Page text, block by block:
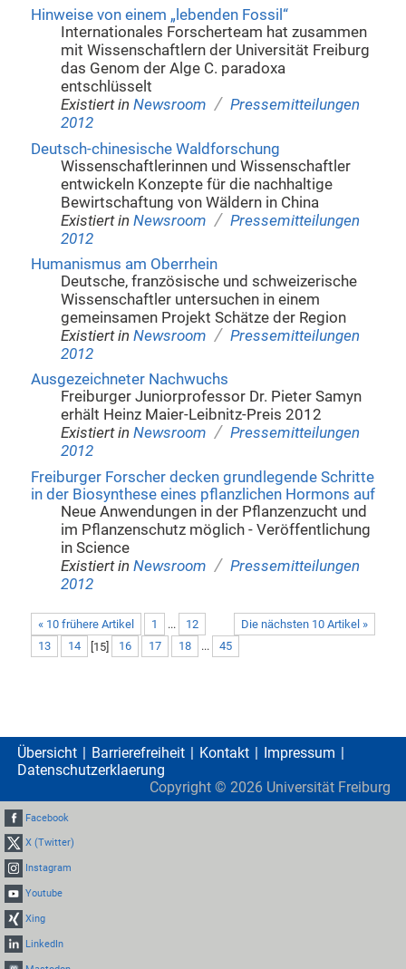
Hinweise von einem „lebenden Fossil“
Internationales Forscherteam hat zusammen
mit Wissenschaftlern der Universität Freiburg
das Genom der Alge C. paradoxa
entschlüsselt
Existiert in Newsroom / Pressemitteilungen
2012
Deutsch-chinesische Waldforschung
Wissenschaftlerinnen und Wissenschaftler
entwickeln Konzepte für die nachhaltige
Bewirtschaftung von Wäldern in China
Existiert in Newsroom / Pressemitteilungen
2012
Humanismus am Oberrhein
Deutsche, französische und schweizerische
Wissenschaftler untersuchen in einem
gemeinsamen Projekt Schätze der Region
Existiert in Newsroom / Pressemitteilungen
2012
Ausgezeichneter Nachwuchs
Freiburger Juniorprofessor Dr. Pieter Samyn
erhält Heinz Maier-Leibnitz-Preis 2012
Existiert in Newsroom / Pressemitteilungen
2012
Freiburger Forscher decken grundlegende Schritte
in der Biosynthese eines pflanzlichen Hormons auf
Neue Anwendungen in der Pflanzenzucht und
im Pflanzenschutz möglich - Veröffentlichung
in Science
Existiert in Newsroom / Pressemitteilungen
2012
« 10 frühere Artikel Die nächsten 10 Artikel »
1 ...
12
13
14 [15] 16 17 18 ... 45
Übersicht Barrierefreiheit Kontakt
Impressum
Datenschutzerklaerung
Copyright © 2026 Universität Freiburg
Facebook
X (Twitter)
Instagram
Youtube
Xing
LinkedIn